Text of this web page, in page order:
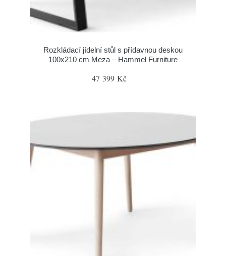
Rozkládací jídelní stůl s přídavnou deskou
100x210 cm Meza – Hammel Furniture
47 399 Kč